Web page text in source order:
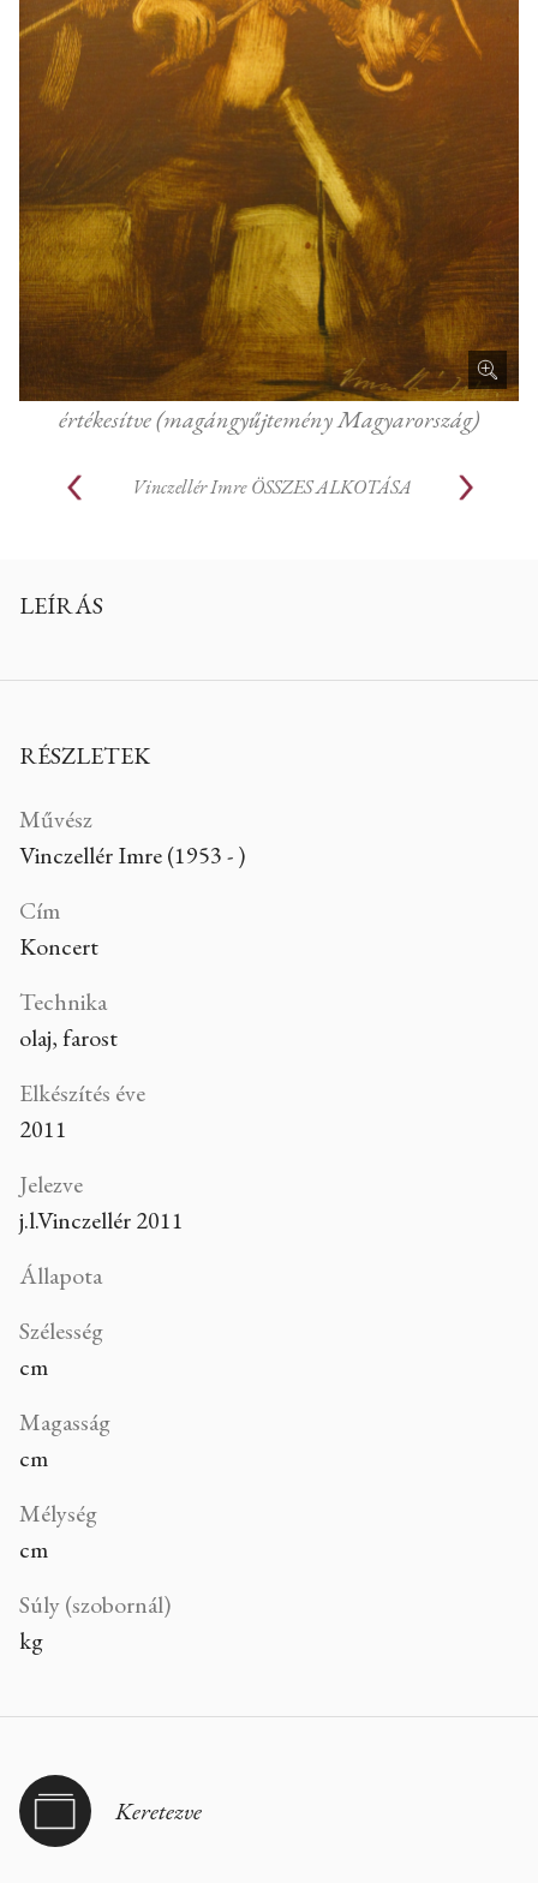
értékesítve (magángyűjtemény Magyarország)
Vinczellér Imre ÖSSZES ALKOTÁSA
LEÍRÁS
RÉSZLETEK
Művész
Vinczellér Imre (1953 - )
Cím
Koncert
Technika
olaj, farost
Elkészítés éve
2011
Jelezve
j.l.Vinczellér 2011
Állapota
Szélesség
cm
Magasság
cm
Mélység
cm
Súly (szobornál)
kg
Keretezve